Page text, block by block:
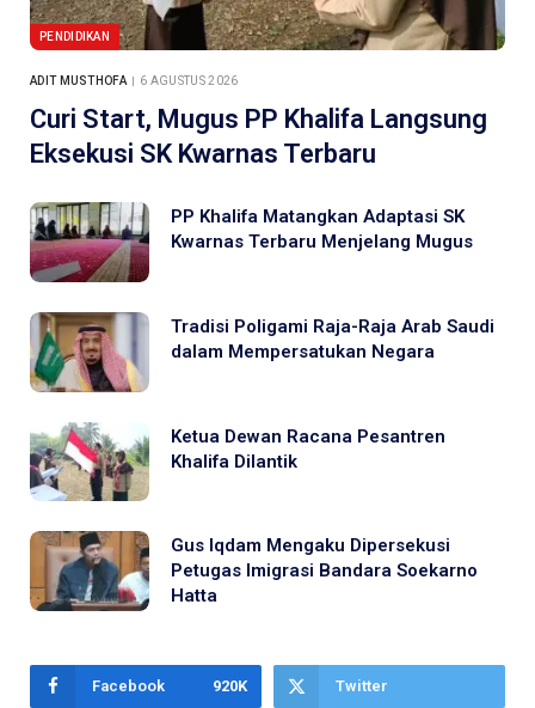
PENDIDIKAN
ADIT MUSTHOFA 6 AGUSTUS 2026
Curi Start, Mugus PP Khalifa Langsung
Eksekusi SK Kwarnas Terbaru
PP Khalifa Matangkan Adaptasi SK
Kwarnas Terbaru Menjelang Mugus
Tradisi Poligami Raja-Raja Arab Saudi
dalam Mempersatukan Negara
Ketua Dewan Racana Pesantren
Khalifa Dilantik
Gus Iqdam Mengaku Dipersekusi
Petugas Imigrasi Bandara Soekarno
Hatta
Facebook 920K Twitter